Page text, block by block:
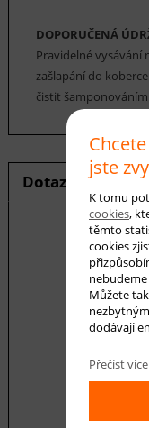
DOPORUČENÁ
Pravidelné vysávání
zašlapání do
čistit šamponováním.
Dotaz na produkt
E-mail *
jste
K tomu
cookies,
těmto
cookies
Můžete
dodávají
Přečíst více